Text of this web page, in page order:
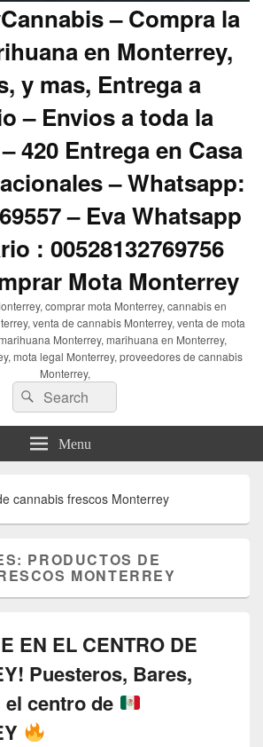
– Compra la
en Monterrey,
y mas, Entrega a
– Envios a toda la
420 Entrega en Casa
– Whatsapp:
– Eva Whatsapp
: 00528132769756
Mota Monterrey
comprar mota Monterrey, cannabis en
venta de cannabis Monterrey, venta de mota
Monterrey, marihuana en Monterrey,
mota legal Monterrey, proveedores de cannabis
Monterrey,
Search
for:
Search
Menu
cannabis frescos Monterrey
PRODUCTOS DE
MONTERREY
EN EL CENTRO DE
Puesteros, Bares,
el centro de